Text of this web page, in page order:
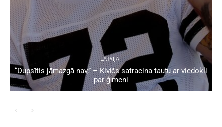
LATVIJA
“Dupsītis jāmazgā nav,” – Kivičs satracina tautu ar viedokli
par ģimeni